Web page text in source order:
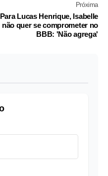
Próxima
Para Lucas Henrique, Isabelle
não quer se comprometer no
BBB: 'Não agrega'